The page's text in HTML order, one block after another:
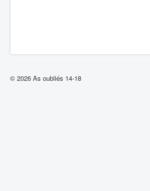
© 2026 As oubliés 14-18